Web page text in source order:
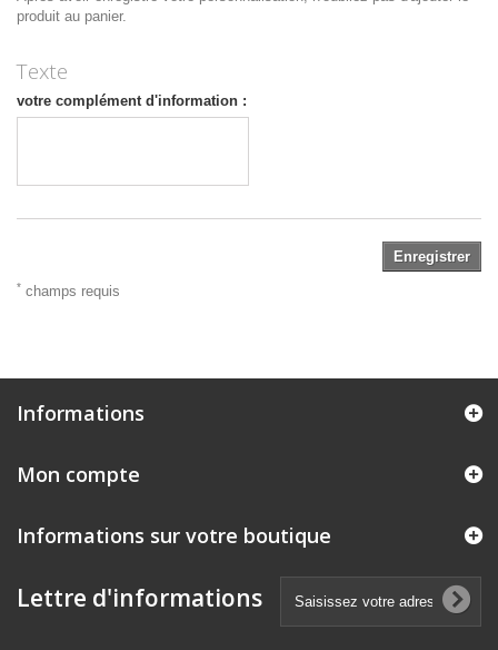
produit au panier.
Texte
votre complément d'information :
Enregistrer
* champs requis
Informations
Mon compte
Informations sur votre boutique
Lettre d'informations